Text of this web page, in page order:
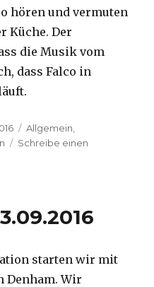
hören und vermuten
Küche. Der
die Musik vom
dass Falco in
Kategorien
Allgemein
Schreibe einen
starten wir mit
Denham. Wir